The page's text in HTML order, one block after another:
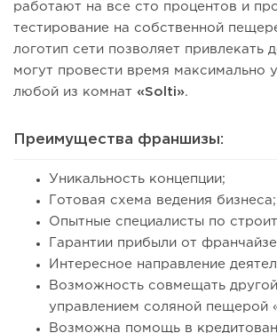
работают на все сто процентов и
тестирование на собственной
логотип сети позволяет привлекать
могут провести время максимально
любой из комнат «Solti»
Преимущества франшизы:
Уникальность концепции;
Готовая схема ведения бизнеса;
Опытные специалисты по
Гарантии прибыли от
Интересное направление
Возможность совмещать
управлением соляной пещерой
Возможна помощь в